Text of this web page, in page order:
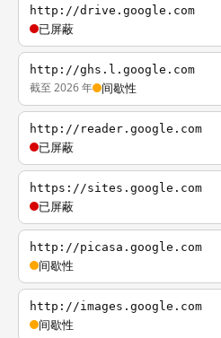
http://drive.google.com
已屏蔽
http://ghs.l.google.com
截至 2026 年 间歇性
http://reader.google.com
已屏蔽
https://sites.google.com
已屏蔽
http://picasa.google.com
间歇性
http://images.google.com
间歇性